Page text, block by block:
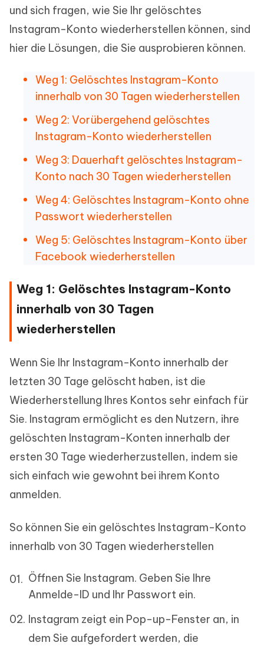
und sich fragen, wie Sie Ihr gelöschtes
Instagram-Konto wiederherstellen können, sind
hier die Lösungen, die Sie ausprobieren können.
Weg 1: Gelöschtes Instagram-Konto
innerhalb von 30 Tagen wiederherstellen
Weg 2: Vorübergehend gelöschtes
Instagram-Konto wiederherstellen
Weg 3: Dauerhaft gelöschtes Instagram-
Konto nach 30 Tagen wiederherstellen
Weg 4: Gelöschtes Instagram-Konto ohne
Passwort wiederherstellen
Weg 5: Gelöschtes Instagram-Konto über
Facebook wiederherstellen
Weg 1: Gelöschtes Instagram-Konto
innerhalb von 30 Tagen
wiederherstellen
Wenn Sie Ihr Instagram-Konto innerhalb der
letzten 30 Tage gelöscht haben, ist die
Wiederherstellung Ihres Kontos sehr einfach für
Sie. Instagram ermöglicht es den Nutzern, ihre
gelöschten Instagram-Konten innerhalb der
ersten 30 Tage wiederherzustellen, indem sie
sich einfach wie gewohnt bei ihrem Konto
anmelden.
So können Sie ein gelöschtes Instagram-Konto
innerhalb von 30 Tagen wiederherstellen
Öffnen Sie Instagram. Geben Sie Ihre
Anmelde-ID und Ihr Passwort ein.
Instagram zeigt ein Pop-up-Fenster an, in
dem Sie aufgefordert werden, die